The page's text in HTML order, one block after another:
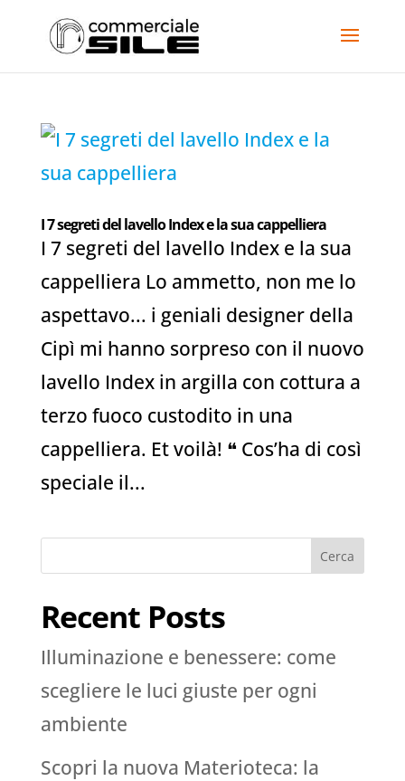
I 7 segreti del lavello Index e la sua cappelliera
I 7 segreti del lavello Index e la sua
cappelliera Lo ammetto, non me lo
aspettavo... i geniali designer della
Cipì mi hanno sorpreso con il nuovo
lavello Index in argilla con cottura a
terzo fuoco custodito in una
cappelliera. Et voilà! ❝ Cos’ha di così
speciale il...
Cerca
Recent Posts
Illuminazione e benessere: come
scegliere le luci giuste per ogni
ambiente
Scopri la nuova Materioteca: la